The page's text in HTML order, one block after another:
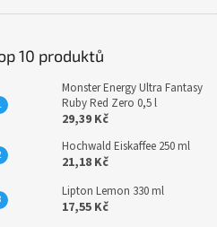
10 produktů
Monster Energy Ultra Fantasy
Ruby Red Zero 0,5 l
29,39 Kč
Hochwald Eiskaffee 250 ml
21,18 Kč
Lipton Lemon 330 ml
17,55 Kč